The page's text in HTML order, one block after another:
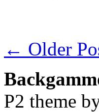
← Older
P2 theme